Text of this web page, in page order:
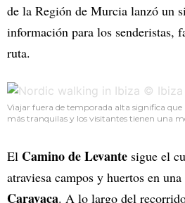
de la Región de Murcia lanzó un
información para los senderistas,
ruta.
Viajar fuera de temporada alta significa que
más tranquilas y los visitantes tienen una
El Camino de Levante sigue el
atraviesa campos y huertos en
Caravaca. A lo largo del